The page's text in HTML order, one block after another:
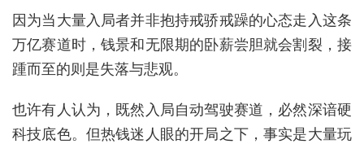
因为当大量入局者并非抱持戒骄戒躁的心态走入这条
万亿赛道时，钱景和无限期的卧薪尝胆就会割裂，接
踵而至的则是失落与悲观。
也许有人认为，既然入局自动驾驶赛道，必然深谙硬
科技底色。但热钱迷人眼的开局之下，事实是大量玩